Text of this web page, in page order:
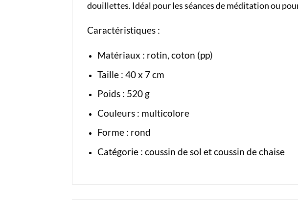
douillettes. Idéal pour les séances de méditation ou
Caractéristiques :
Matériaux : rotin, coton (pp)
Taille : 40 x 7 cm
Poids : 520 g
Couleurs : multicolore
Forme : rond
Catégorie : coussin de sol etcoussin de chaise